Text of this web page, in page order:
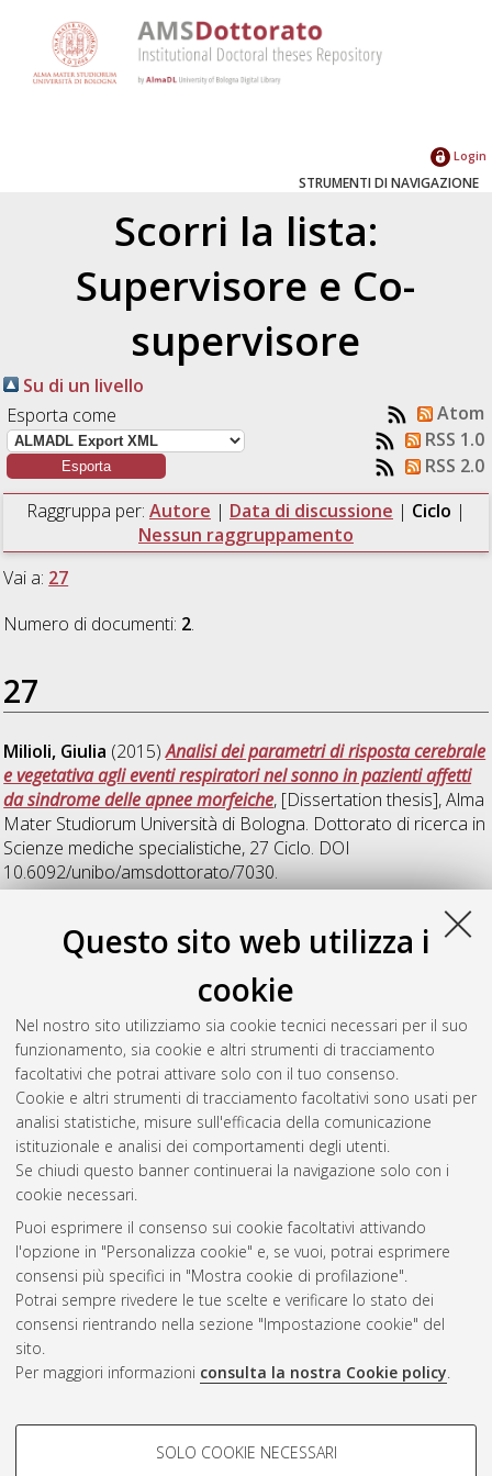
Questo sito web utilizza i
cookie
Nel nostro sito utilizziamo sia cookie tecnici necessari per il suo
funzionamento, sia cookie e altri strumenti di tracciamento
facoltativi che potrai attivare solo con il tuo consenso.
Cookie e altri strumenti di tracciamento facoltativi sono usati per
analisi statistiche, misure sull'efficacia della comunicazione
istituzionale e analisi dei comportamenti degli utenti.
Se chiudi questo banner continuerai la navigazione solo con i
cookie necessari.
Puoi esprimere il consenso sui cookie facoltativi attivando
l'opzione in "Personalizza cookie" e, se vuoi, potrai esprimere
consensi più specifici in "Mostra cookie di profilazione".
Potrai sempre rivedere le tue scelte e verificare lo stato dei
consensi rientrando nella sezione "Impostazione cookie" del
sito.
Per maggiori informazioni consulta la nostra Cookie policy.
COOKIE DI PROFILAZIONE -
SOLO COOKIE NECESSARI
Login
STRUMENTI DI NAVIGAZIONE
Scorri la lista:
Supervisore e Co-
supervisore
Su di un livello
Esporta come
Atom
RSS 1.0
RSS 2.0
Raggruppa per: Autore | Data di discussione | Ciclo |
Nessun raggruppamento
Vai a: 27
Numero di documenti: 2.
27
Milioli, Giulia (2015)Analisi dei parametri di risposta cerebrale
e vegetativa agli eventi respiratori nel sonno in pazienti affetti
da sindrome delle apnee morfeiche, [Dissertation thesis], Alma
Mater Studiorum Università di Bologna. Dottorato di ricerca in
Scienze mediche specialistiche, 27 Ciclo. DOI
10.6092/unibo/amsdottorato/7030.
Razionale
sull'impiego del fenofibrato come terapia aggiuntiva
nell'epilessia frontale notturna (NFLE) farmacoresistente
[Dissertation thesis], Alma Mater Studiorum Università di
Bologna. Dottorato di ricerca inScienze mediche
specialistiche, 27 Ciclo. DOI
10.6092/unibo/amsdottorato/7057.
Questa lista e' stata generata ilSat Aug 8 20:46:01 2026
Atom
Rss 1.0
Rss 2.0
ISSN: 2038-7946
Impostazioni Cookie
Informativa sulla privacy